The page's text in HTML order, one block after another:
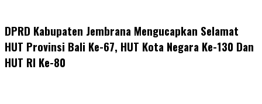
DPRD Kabupaten Jembrana Mengucapkan Selamat
HUT Provinsi Bali Ke-67, HUT Kota Negara Ke-130 Dan
HUT RI Ke-80